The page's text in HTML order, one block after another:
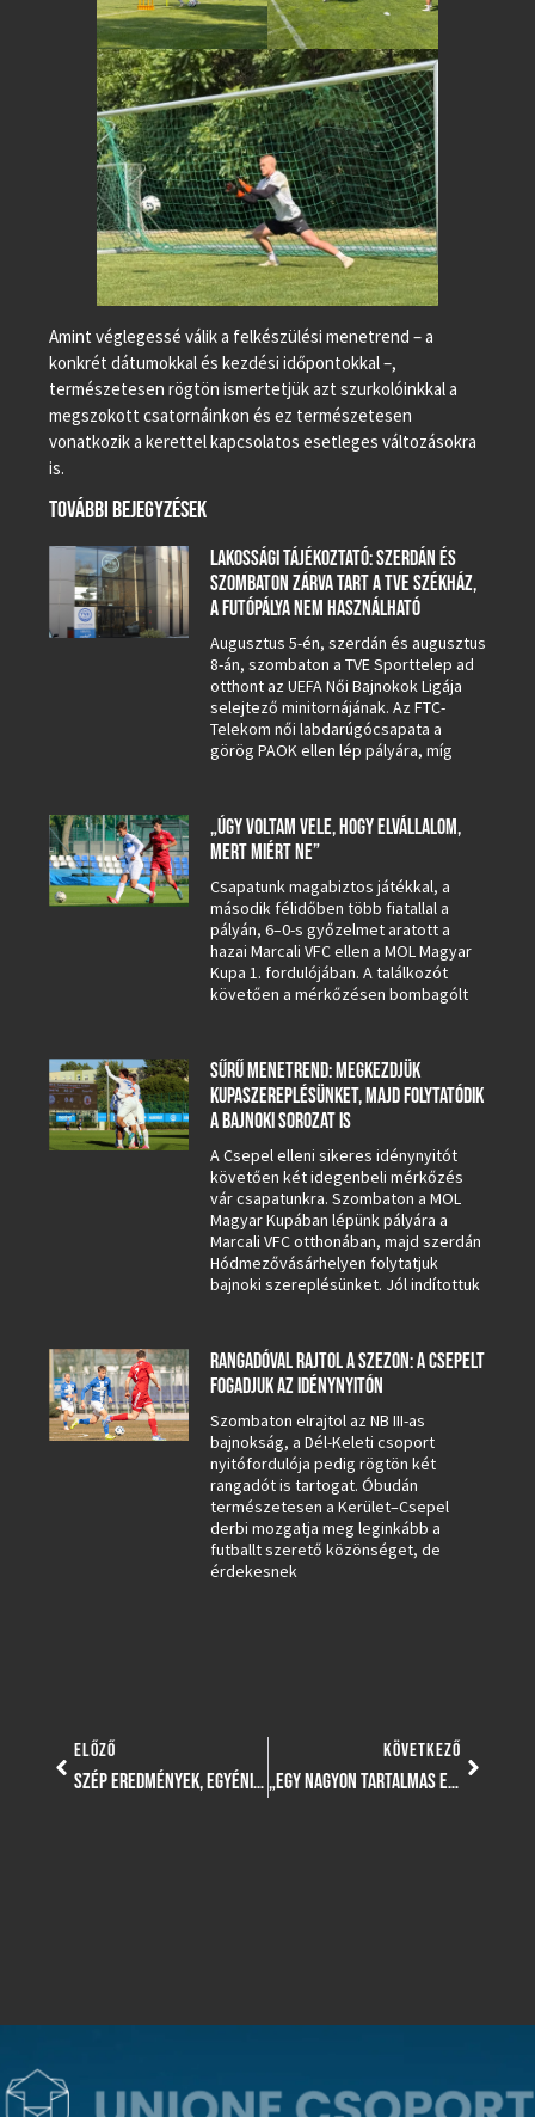
Amint véglegessé válik a felkészülési menetrend – a
konkrét dátumokkal és kezdési időpontokkal –,
természetesen rögtön ismertetjük azt szurkolóinkkal a
megszokott csatornáinkon és ez természetesen
vonatkozik a kerettel kapcsolatos esetleges változásokra
is.
TOVÁBBI BEJEGYZÉSEK
LAKOSSÁGI TÁJÉKOZTATÓ: SZERDÁN ÉS
SZOMBATON ZÁRVA TART A TVE SZÉKHÁZ,
A FUTÓPÁLYA NEM HASZNÁLHATÓ
Augusztus 5-én, szerdán és augusztus
8-án, szombaton a TVE Sporttelep ad
otthont az UEFA Női Bajnokok Ligája
selejtező minitornájának. Az FTC-
Telekom női labdarúgócsapata a
görög PAOK ellen lép pályára, míg
„ÚGY VOLTAM VELE, HOGY ELVÁLLALOM,
MERT MIÉRT NE”
Csapatunk magabiztos játékkal, a
második félidőben több fiatallal a
pályán, 6–0-s győzelmet aratott a
hazai Marcali VFC ellen a MOL Magyar
Kupa 1. fordulójában. A találkozót
követően a mérkőzésen bombagólt
SŰRŰ MENETREND: MEGKEZDJÜK
KUPASZEREPLÉSÜNKET, MAJD FOLYTATÓDIK
A BAJNOKI SOROZAT IS
A Csepel elleni sikeres idénynyitót
követően két idegenbeli mérkőzés
vár csapatunkra. Szombaton a MOL
Magyar Kupában lépünk pályára a
Marcali VFC otthonában, majd szerdán
Hódmezővásárhelyen folytatjuk
bajnoki szereplésünket. Jól indítottuk
RANGADÓVAL RAJTOL A SZEZON: A CSEPELT
FOGADJUK AZ IDÉNYNYITÓN
Szombaton elrajtol az NB III-as
bajnokság, a Dél-Keleti csoport
nyitófordulója pedig rögtön két
rangadót is tartogat. Óbudán
természetesen a Kerület–Csepel
derbi mozgatja meg leginkább a
futballt szerető közönséget, de
érdekesnek
ELŐZŐ
SZÉP EREDMÉNYEK, EGYÉNI LEGJOBBAK A TERÜLETI LIGA VERSENYSOROZAT LEGUTÓBBI ÁLLOMÁSÁN
KÖVETKEZŐ
„EGY NAGYON TARTALMAS ELSŐ HÉTEN VAGYUNK TÚL” – HARMATI TAMÁS A FELKÉSZÜLÉS ELSŐ HETÉRŐL